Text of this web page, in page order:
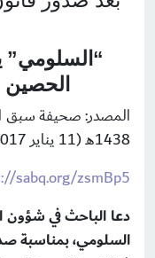
“السلومي”
الحصين
1438هـ (11 يناير 2017م)، الرابط التالي:
sabq.org/zsmBp5
دعا الباحث في شؤون
السلومي، بمناسبة